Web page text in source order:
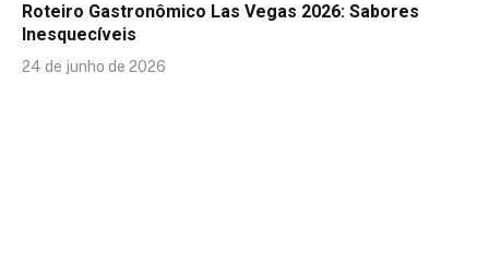
Roteiro Gastronômico Las Vegas 2026: Sabores
Inesquecíveis
24 de junho de 2026